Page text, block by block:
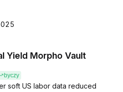
Yield Morpho Vault
byczy
soft US labor data reduced